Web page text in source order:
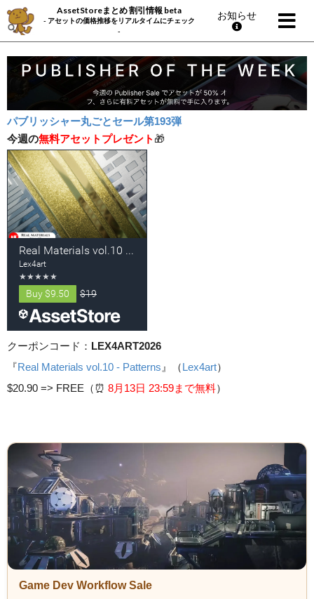
AssetStoreまとめ 割引情報 beta
- アセットの価格推移をリアルタイムにチェック
-
お知らせ
パブリッシャー丸ごとセール第193弾
今週の無料アセットプレゼント 🎁
クーポンコード： LEX4ART2026
『Real Materials vol.10 - Patterns 』（Lex4art）
$20.90 => FREE（⏰️ 8月13日 23:59まで無料）
Game Dev Workflow Sale